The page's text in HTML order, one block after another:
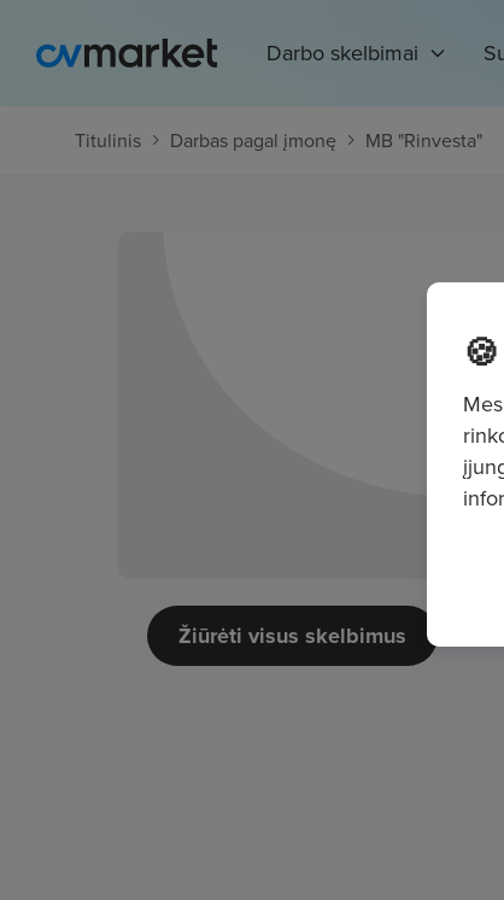
Darbo skelbimai
Titulinis Darbas pagal įmonę MB "Rinvesta"
Žiūrėti visus skelbimus